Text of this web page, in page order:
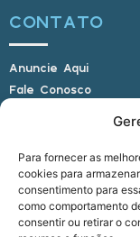
Para fornecer as
cookies para
consentimento para
como comportamento
consentir ou retirar o
CONTATO
Anuncie Aqui
Fale Conosco
E-mail:
Telefone: